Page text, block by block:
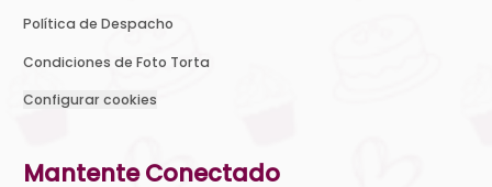
Política de Despacho
Condiciones de Foto Torta
Configurar cookies
Mantente Conectado